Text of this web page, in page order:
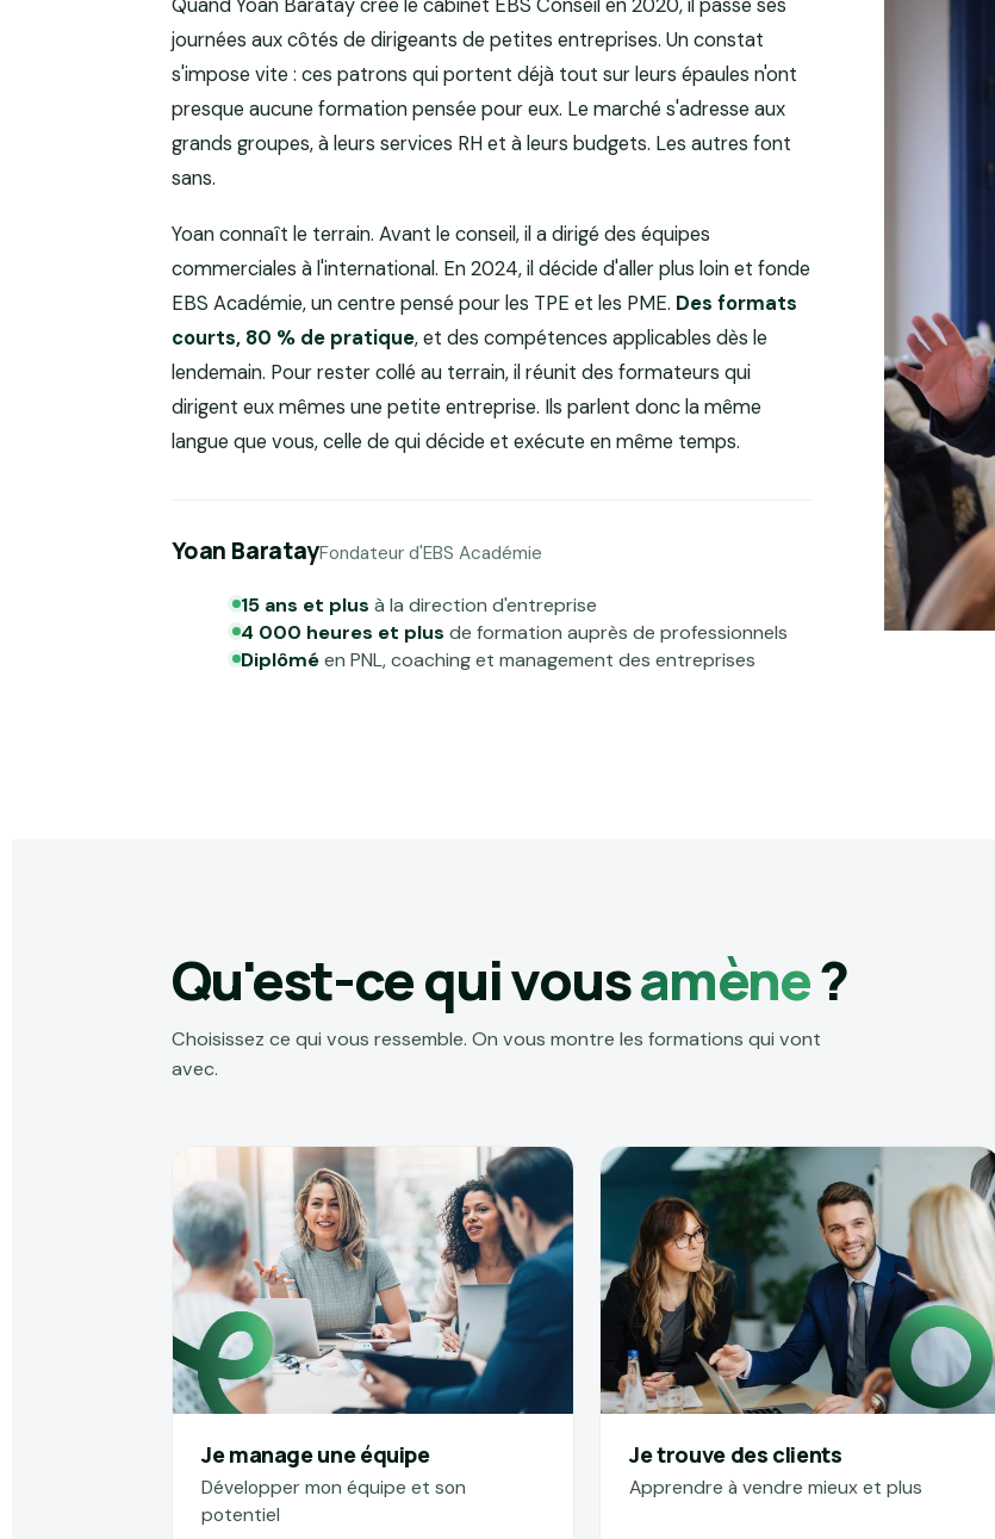
Quand Yoan Baratay crée le cabinet EBS Conseil en 2020, il passe ses
journées aux côtés de dirigeants de petites entreprises. Un constat
s'impose vite : ces patrons qui portent déjà tout sur leurs épaules n'ont
presque aucune formation pensée pour eux. Le marché s'adresse aux
grands groupes, à leurs services RH et à leurs budgets. Les autres font
sans.
Yoan connaît le terrain. Avant le conseil, il a dirigé des équipes
commerciales à l'international. En 2024, il décide d'aller plus loin et fonde
EBS Académie, un centre pensé pour les TPE et les PME. Des formats
courts, 80 % de pratique, et des compétences applicables dès le
lendemain. Pour rester collé au terrain, il réunit des formateurs qui
dirigent eux mêmes une petite entreprise. Ils parlent donc la même
langue que vous, celle de qui décide et exécute en même temps.
Yoan BaratayFondateur d'EBS Académie
15 ans et plus à la direction d'entreprise
4 000 heures et plus de formation auprès de professionnels
Diplôméen PNL, coaching et management des entreprises
Qu'est-ce qui vousamène?
Choisissez ce qui vous ressemble. On vous montre les formations qui vont
avec.
Je manage une équipe
Développer mon équipe et son
potentiel
Je trouve des clients
Apprendre à vendre mieux et plus